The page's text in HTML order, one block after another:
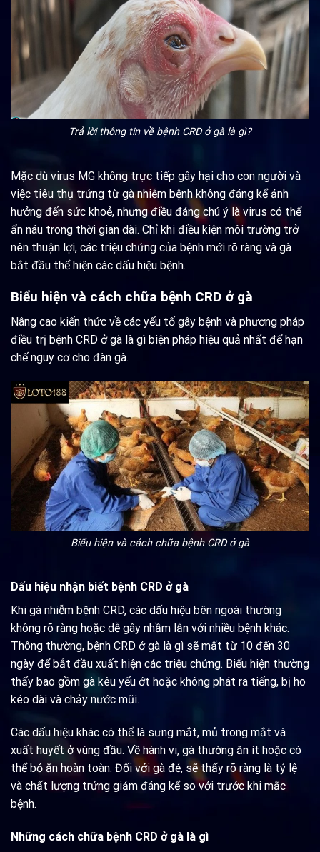
Trả lời thông tin về bệnh CRD ở gà là gì?
Mặc dù virus MG không trực tiếp gây hại cho con người và
việc tiêu thụ trứng từ gà nhiễm bệnh không đáng kể ảnh
hưởng đến sức khoẻ, nhưng điều đáng chú ý là virus có thể
ẩn náu trong thời gian dài. Chỉ khi điều kiện môi trường trở
nên thuận lợi, các triệu chứng của bệnh mới rõ ràng và gà
bắt đầu thể hiện các dấu hiệu bệnh.
Biểu hiện và cách chữa bệnh CRD ở gà
Nâng cao kiến thức về các yếu tố gây bệnh và phương pháp
điều trị bệnh CRD ở gà là gì biện pháp hiệu quả nhất để hạn
chế nguy cơ cho đàn gà.
Biểu hiện và cách chữa bệnh CRD ở gà
Dấu hiệu nhận biết bệnh CRD ở gà
Khi gà nhiễm bệnh CRD, các dấu hiệu bên ngoài thường
không rõ ràng hoặc dễ gây nhầm lẫn với nhiều bệnh khác.
Thông thường, bệnh CRD ở gà là gì sẽ mất từ 10 đến 30
ngày để bắt đầu xuất hiện các triệu chứng. Biểu hiện thường
thấy bao gồm gà kêu yếu ớt hoặc không phát ra tiếng, bị ho
kéo dài và chảy nước mũi.
Các dấu hiệu khác có thể là sưng mắt, mủ trong mắt và
xuất huyết ở vùng đầu. Về hành vi, gà thường ăn ít hoặc có
thể bỏ ăn hoàn toàn. Đối với gà đẻ, sẽ thấy rõ ràng là tỷ lệ
và chất lượng trứng giảm đáng kể so với trước khi mắc
bệnh.
Những cách chữa bệnh CRD ở gà là gì